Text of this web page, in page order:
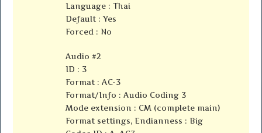
Language : Thai
Default : Yes
Forced : No
Audio #2
ID : 3
Format : AC-3
Format/Info : Audio Coding 3
Mode extension : CM (complete main)
Format settings, Endianness : Big